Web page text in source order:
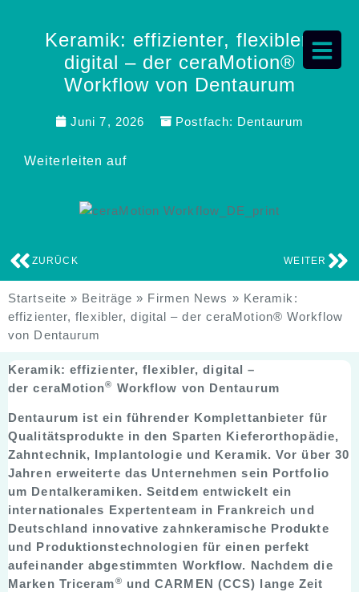
Keramik: effizienter, flexibler,
digital – der ceraMotion®
Workflow von Dentaurum
Juni 7, 2026 Postfach: Dentaurum
Weiterleiten auf
ZURÜCK WEITER
Startseite » Beiträge » Firmen News » Keramik:
effizienter, flexibler, digital – der ceraMotion® Workflow
von Dentaurum
Keramik: effizienter, flexibler, digital –
der ceraMotion® Workflow von Dentaurum
Dentaurum ist ein führender Komplettanbieter für
Qualitätsprodukte in den Sparten Kieferorthopädie,
Zahntechnik, Implantologie und Keramik. Vor über 30
Jahren erweiterte das Unternehmen sein Portfolio
um Dentalkeramiken. Seitdem entwickelt ein
internationales Expertenteam in Frankreich und
Deutschland innovative zahnkeramische Produkte
und Produktionstechnologien für einen perfekt
aufeinander abgestimmten Workflow. Nachdem die
Marken Triceram® und CARMEN (CCS) lange Zeit